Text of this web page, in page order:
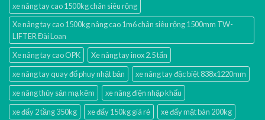
xe nâng tay cao 1500kg chân siêu rộng
Xe nâng tay cao 1500kg nâng cao 1m6 chân siêu rộng 1500mm TW-
LIFTER Đài Loan
Xe nâng tay cao OPK
Xe nâng tay inox 2.5 tấn
xe nâng tay quay đổ phuy nhật bản
xe nâng tay đặc biệt 838x1220mm
xe nâng thủy sản mạ kẽm
xe nâng điện nhập khấu
xe đẩy 2 tầng 350kg
xe đẩy 150kg giá rẻ
xe đẩy mặt bàn 200kg